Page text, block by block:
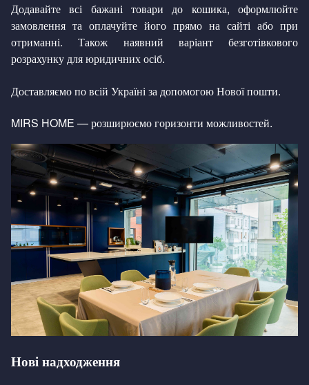
Додавайте всі бажані товари до кошика, оформлюйте
замовлення та оплачуйте його прямо на сайті або при
отриманні. Також наявний варіант безготівкового
розрахунку для юридичних осіб.
Доставляємо по всій Україні за допомогою Нової пошти.
MIRS HOME — розширюємо горизонти можливостей.
Нові надходження